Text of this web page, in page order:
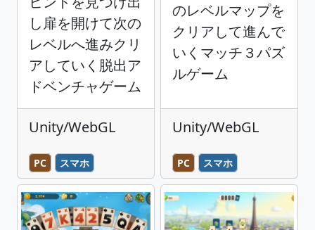
し扉を開けて次の
レベルへ進みクリ
アしていく脱出ア
ドベンチャゲーム
Unity/WebGL
PC スマホ
のレベルマップを
クリアして進んで
いくマッチ３パズ
ルゲーム
Unity/WebGL
PC スマホ